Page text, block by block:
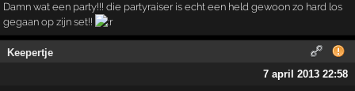
Damn wat een party!!! die partyraiser is echt een held gewoon zo hard los
gegaan op zijn set!!
Keepertje
7 april 2013 22:58